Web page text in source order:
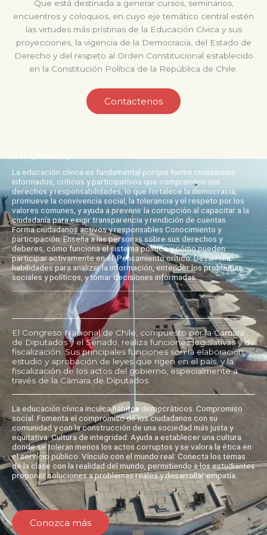
Que está destinada a generar cursos, seminarios,
encuentros y coloquios, en cuyo eje temático central estén
las virtudes más prístinas de la Educación Cívica y sus
proyecciones, la vigencia de la Democracia, del Estado de
Derecho y del respeto al Orden Constitucional establecido
en la Constitución Política de la República de Chile.
Contactenos
La educación cívica es fundamental porque forma ciudadanos
informados, críticos y participativos que comprenden sus
derechos y responsabilidades, lo que fortalece la democracia,
promueve la convivencia social, la tolerancia y el respeto por los
valores comunes, y ayuda a prevenir la corrupción al capacitar a la
ciudadanía para exigir transparencia y rendición de cuentas
Forma ciudadanos activos y responsables Conocimiento y
participación: Enseña a las personas sobre sus derechos y
deberes, cómo funciona el sistema político y cómo pueden
participar activamente en él. Pensamiento crítico: Desarrolla
habilidades para analizar la información, entender los problemas
sociales y políticos, y tomar decisiones informadas.
El Congreso Nacional de Chile, compuesto por la Cámara
de Diputados y el Senado, realiza funciones legislativas y de
fiscalización. Sus principales funciones son la elaboración,
estudio y aprobación de leyes que rigen en el país, y la
fiscalización de los actos del gobierno, especialmente a
través de la Cámara de Diputados.
La educación cívica inculca hábitos democráticos. Compromiso
social: Fomenta el compromiso de los ciudadanos con su
comunidad y con la construcción de una sociedad más justa y
equitativa. Cultura de integridad: Ayuda a establecer una cultura
donde se toleran menos los actos corruptos y se valora la ética en
el servicio público. Vínculo con el mundo real: Conecta los temas
de la clase con la realidad del mundo, permitiendo a los estudiantes
proponer soluciones a problemas reales y desarrollar empatía.
Conozca más